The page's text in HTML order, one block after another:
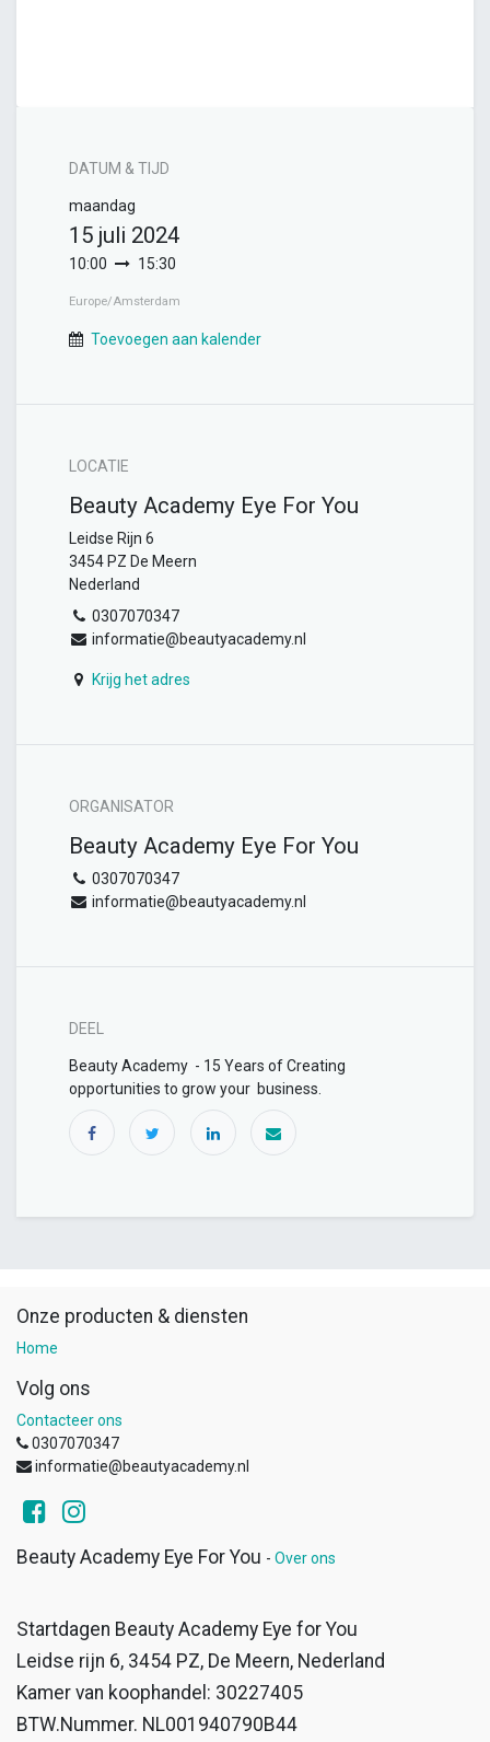
DATUM & TIJD
maandag
15 juli 2024
10:00 15:30
Europe/Amsterdam
Toevoegen aan kalender
LOCATIE
Beauty Academy Eye For You
Leidse Rijn 6
3454 PZ De Meern
Nederland
0307070347
informatie@beautyacademy.nl
Krijg het adres
ORGANISATOR
Beauty Academy Eye For You
0307070347
informatie@beautyacademy.nl
DEEL
Beauty Academy - 15 Years of Creating
opportunities to grow your business.
Onze producten & diensten
Home
Volg ons
Contacteer ons
0307070347
informatie@beautyacademy.nl
Beauty Academy Eye For You - Over ons
Startdagen Beauty Academy Eye for You
Leidse rijn 6, 3454 PZ, De Meern, Nederland
Kamer van koophandel: 30227405
BTW.Nummer. NL001940790B44